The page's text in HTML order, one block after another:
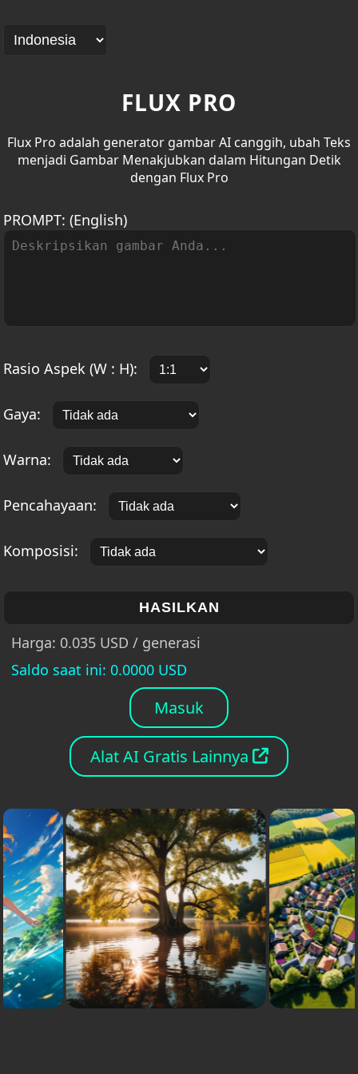
FLUX PRO
Flux Pro adalah generator gambar AI canggih, ubah Teks
menjadi Gambar Menakjubkan dalam Hitungan Detik
dengan Flux Pro
PROMPT: (English)
Rasio Aspek (W : H):
Gaya:
Warna:
Pencahayaan:
Komposisi:
HASILKAN
Harga: 0.035 USD / generasi
Saldo saat ini: 0.0000 USD
Masuk
Alat AI Gratis Lainnya